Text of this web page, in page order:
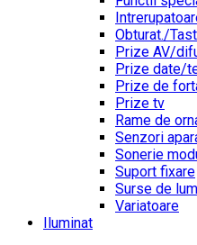
Obturat./
Prize AV/
Prize date/
Prize de
Prize tv
Rame de
Senzori
Sonerie
Suport fixare
Surse de
Variatoare
Iluminat